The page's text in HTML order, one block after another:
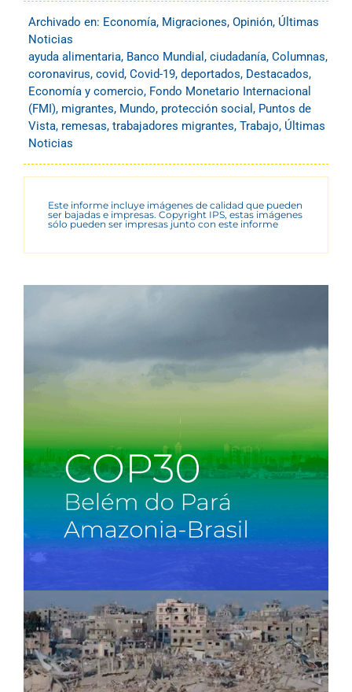
Archivado en: Economía, Migraciones, Opinión, Últimas
Noticias
ayuda alimentaria, Banco Mundial , ciudadanía, Columnas,
coronavirus, covid, Covid-19, deportados, Destacados,
Economía y comercio, Fondo Monetario Internacional
(FMI), migrantes, Mundo, protección social , Puntos de
Vista, remesas, trabajadores migrantes, Trabajo, Últimas
Noticias
Este informe incluye imágenes de calidad que pueden
ser bajadas e impresas. Copyright IPS, estas imágenes
sólo pueden ser impresas junto con este informe